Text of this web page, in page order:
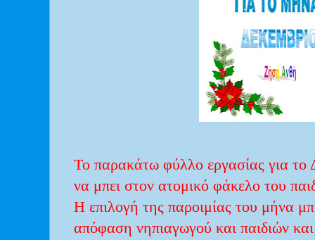
Το παρακάτω φύλλο εργασίας για το
να μπει στον ατομικό φάκελο του
Η επιλογή της παροιμίας του μήνα
απόφαση νηπιαγωγού και παιδιών